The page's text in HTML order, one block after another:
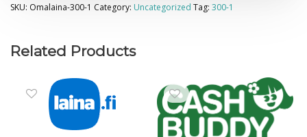
SKU: Omalaina-300-1 Category: Uncategorized Tag: 300-1
Related Products